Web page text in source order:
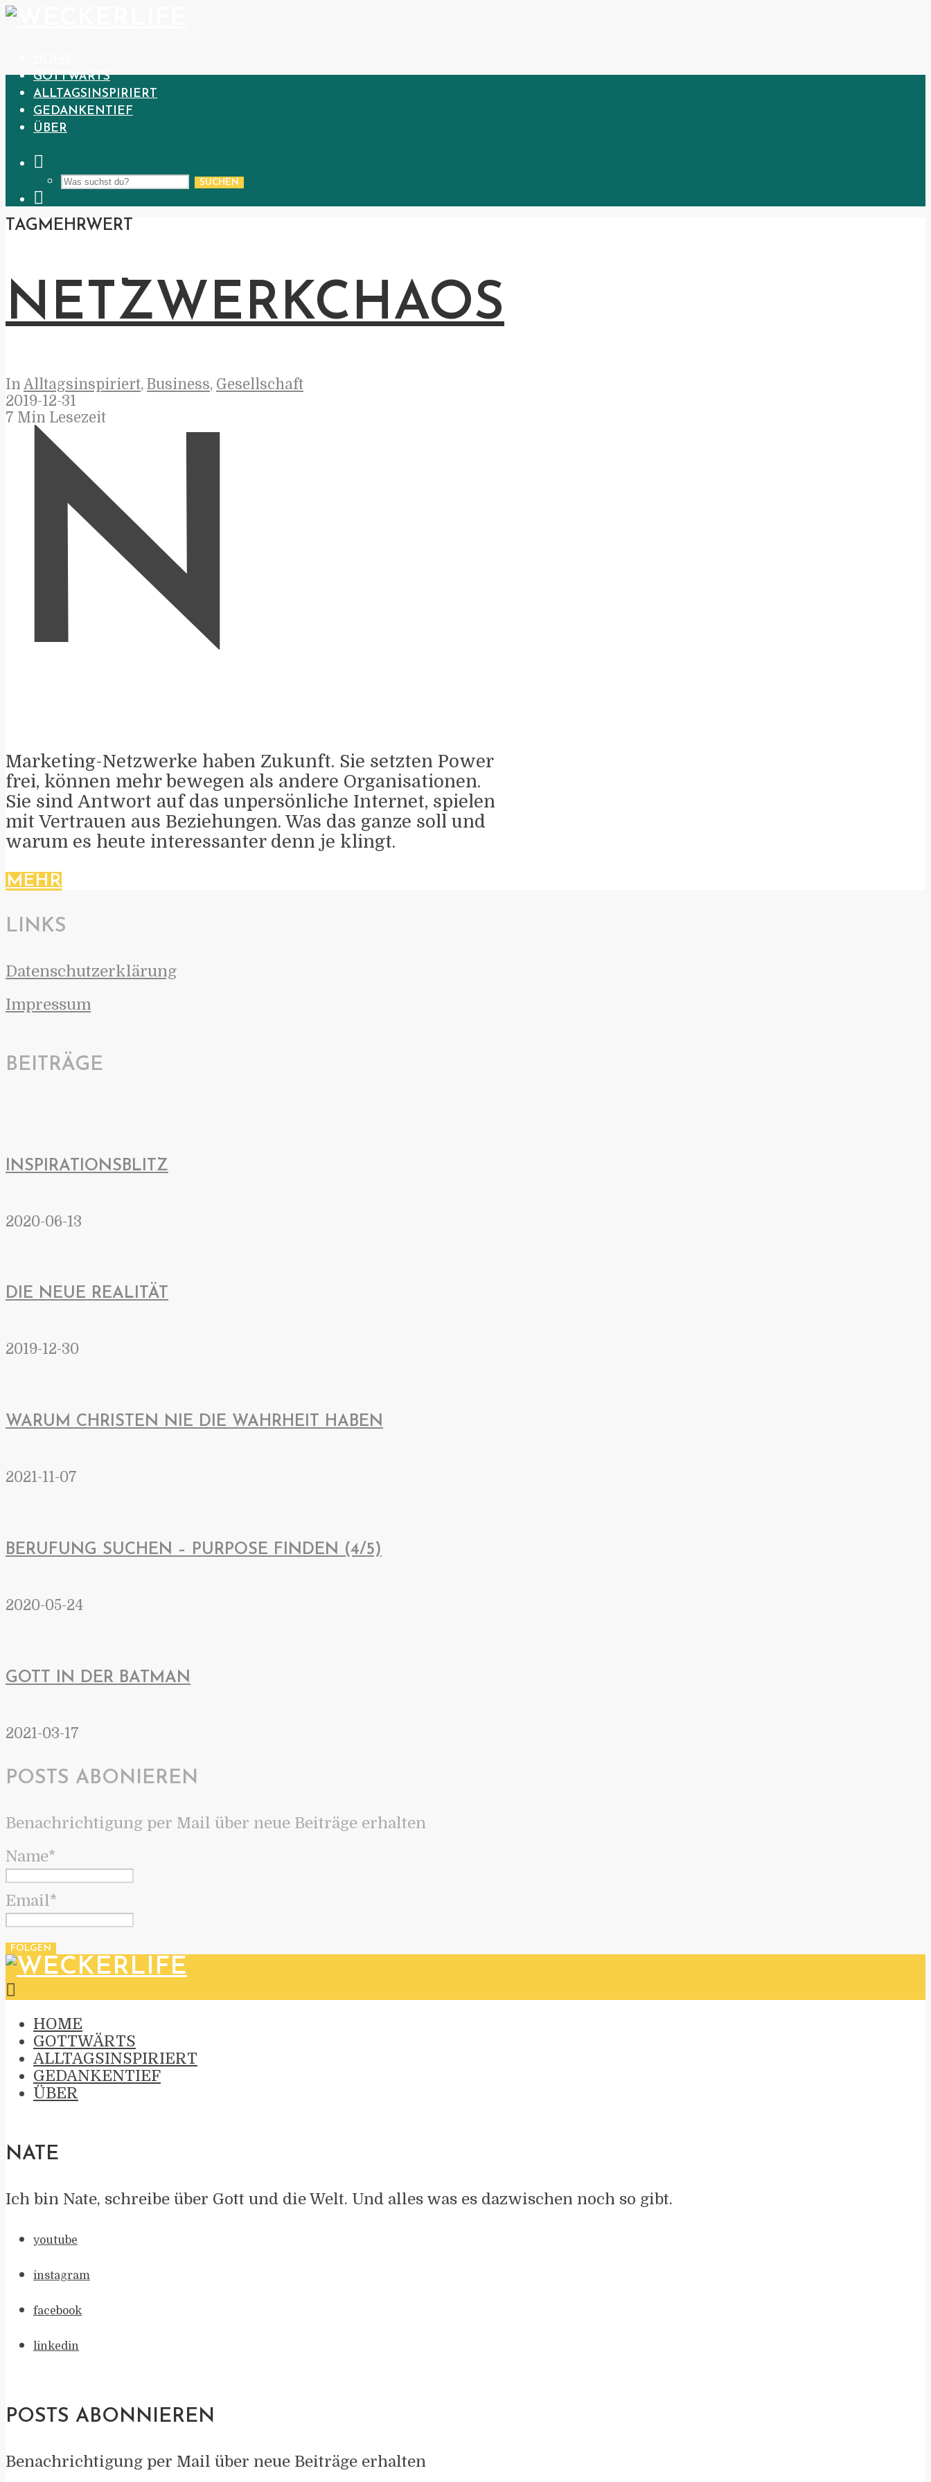
GOTTWÄRTS
ALLTAGSINSPIRIERT
GEDANKENTIEF
ÜBER
SUCHEN
TAGMEHRWERT
NETZWERKCHAOS
In Alltagsinspiriert, Business, Gesellschaft
2019-12-31
7 Min Lesezeit
N
Marketing-Netzwerke haben Zukunft. Sie setzten Power
frei, können mehr bewegen als andere Organisationen.
Sie sind Antwort auf das unpersönliche Internet, spielen
mit Vertrauen aus Beziehungen. Was das ganze soll und
warum es heute interessanter denn je klingt.
MEHR
LINKS
Datenschutzerklärung
Impressum
BEITRÄGE
INSPIRATIONSBLITZ
2020-06-13
DIE NEUE REALITÄT
2019-12-30
WARUM CHRISTEN NIE DIE WAHRHEIT HABEN
2021-11-07
BERUFUNG SUCHEN – PURPOSE FINDEN (4/5)
2020-05-24
GOTT IN DER BATMAN
2021-03-17
POSTS ABONIEREN
Benachrichtigung per Mail über neue Beiträge erhalten
Name*
Email*
HOME
GOTTWÄRTS
ALLTAGSINSPIRIERT
GEDANKENTIEF
ÜBER
NATE
Ich bin Nate, schreibe über Gott und die Welt. Und alles was es dazwischen noch so gibt.
youtube
instagram
facebook
linkedin
POSTS ABONNIEREN
Benachrichtigung per Mail über neue Beiträge erhalten